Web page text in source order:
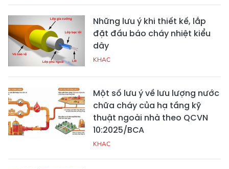
Những lưu ý khi thiết kế, lắp
đặt đầu báo cháy nhiệt kiểu
dây
KHAC
Một số lưu ý về lưu lượng nước
chữa cháy của hạ tầng kỹ
thuật ngoài nhà theo QCVN
10:2025/BCA
KHAC